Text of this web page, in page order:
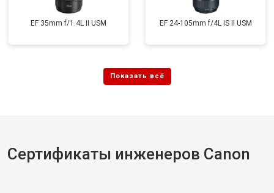
EF 35mm f/1.4L II USM EF 24-105mm f/4L IS II USM
Сертификаты инженеров Canon